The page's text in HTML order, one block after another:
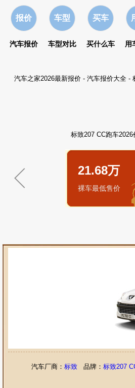
报价
汽车报价
车型
车型对比
买车
买什么车 用
汽车之家2026最新报价 - 汽车报价大全 -
标致207 CC跑车
21.68万
裸车最低售价
汽车厂商： 标致 品牌： 标致207